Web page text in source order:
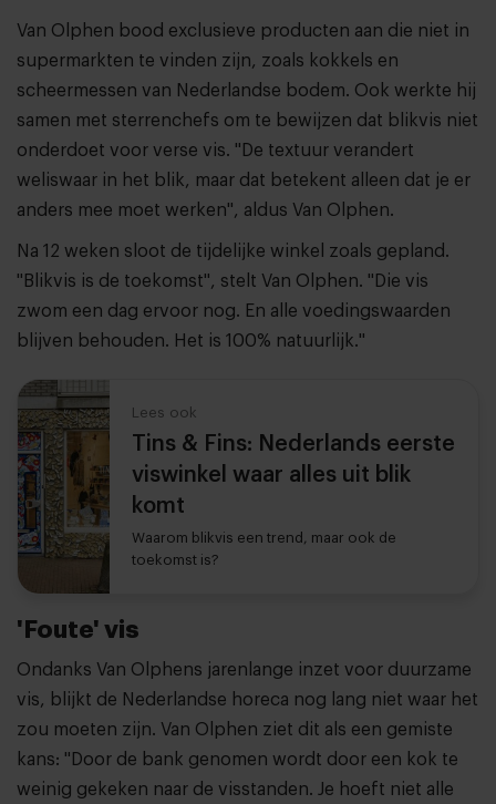
Van Olphen bood exclusieve producten aan die niet in
supermarkten te vinden zijn, zoals kokkels en
scheermessen van Nederlandse bodem. Ook werkte hij
samen met sterrenchefs om te bewijzen dat blikvis niet
onderdoet voor verse vis. "De textuur verandert
weliswaar in het blik, maar dat betekent alleen dat je er
anders mee moet werken", aldus Van Olphen.
Na 12 weken sloot de tijdelijke winkel zoals gepland.
"Blikvis is de toekomst", stelt Van Olphen. "Die vis
zwom een dag ervoor nog. En alle voedingswaarden
blijven behouden. Het is 100% natuurlijk."
Lees ook
Tins & Fins: Nederlands eerste
viswinkel waar alles uit blik
komt
Waarom blikvis een trend, maar ook de
toekomst is?
'Foute' vis
Ondanks Van Olphens jarenlange inzet voor duurzame
vis, blijkt de Nederlandse horeca nog lang niet waar het
zou moeten zijn. Van Olphen ziet dit als een gemiste
kans: "Door de bank genomen wordt door een kok te
weinig gekeken naar de visstanden. Je hoeft niet alle